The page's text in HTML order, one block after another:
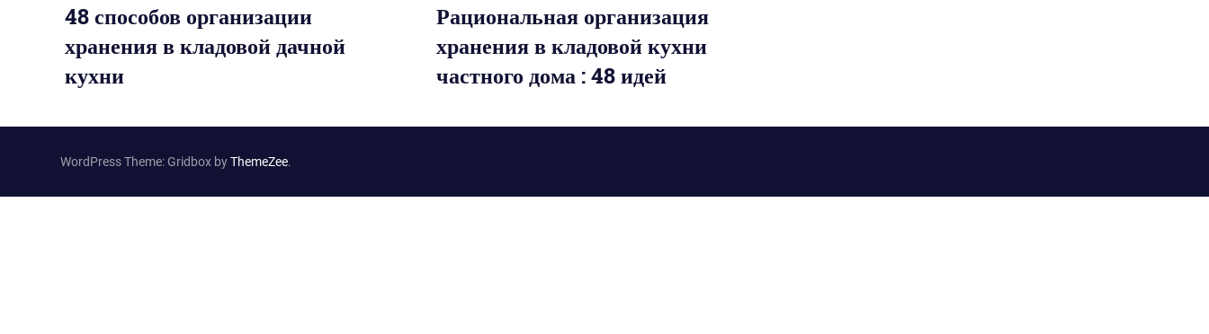
48 способов организации
хранения в кладовой дачной
кухни
Рациональная организация
хранения в кладовой кухни
частного дома : 48 идей
WordPress Theme: Gridbox byThemeZee.